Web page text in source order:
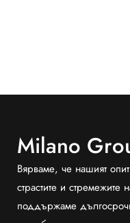
Milano
Вярваме, че нашият
страстите и
поддържаме